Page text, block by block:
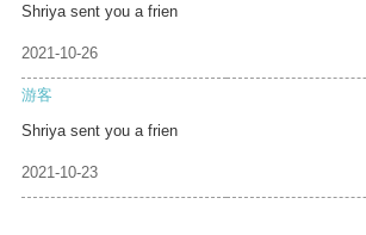
Shriya sent you a frien
2021-10-26
游客
Shriya sent you a frien
2021-10-23